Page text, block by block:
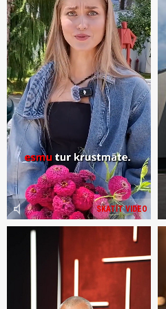
SKATĪT VIDEO
volume_mute